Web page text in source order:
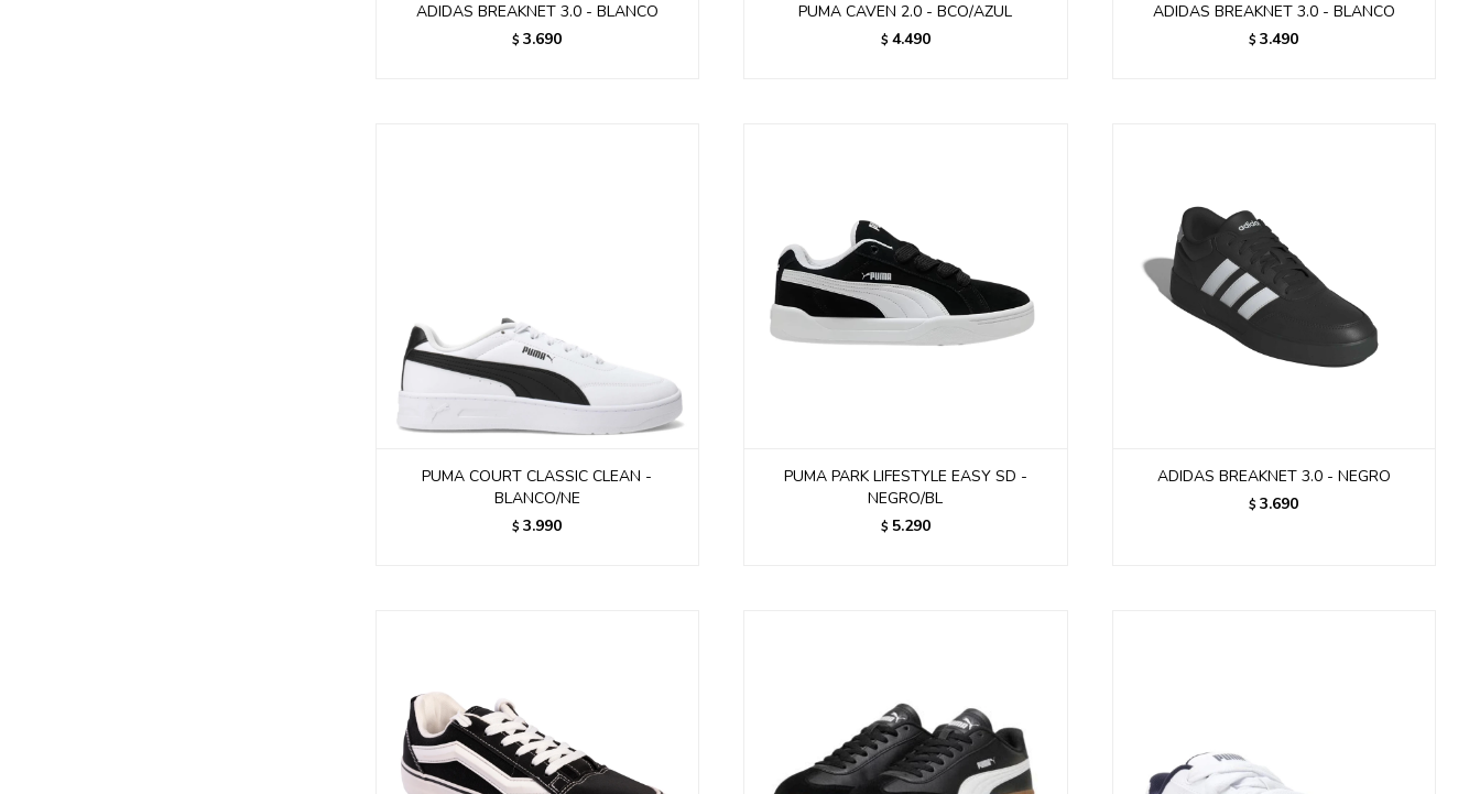
ADIDAS BREAKNET 3.0 - BLANCO
$ 3.690
PUMA CAVEN 2.0 - BCO/AZUL
$ 4.490
ADIDAS BREAKNET 3.0 - BLANCO
$ 3.490
PUMA COURT CLASSIC CLEAN -
BLANCO/NE
$ 3.990
PUMA PARK LIFESTYLE EASY SD -
NEGRO/BL
$ 5.290
ADIDAS BREAKNET 3.0 - NEGRO
$ 3.690